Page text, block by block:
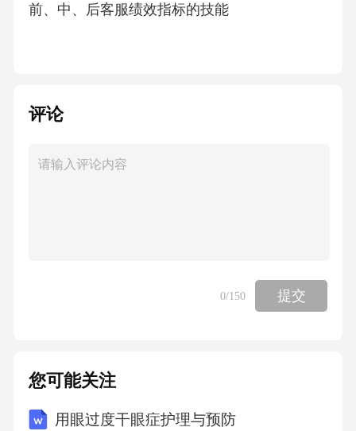
前、中、后客服绩效指标的技能
客户服务意识23.2能够应用RFM模型进行客户价
进行科学地评估和分析43.4能够收集客户服务相
处理客户投诉，提高客户满意度73.7能够运用倾
听、提问、复述的技巧与客户进行有效沟通83.8
能力三、课程内容与结构（一）课程内容模块
及选取依据根据课程性质以及目标，遵循学生
评论
0/150 提交
您可能关注
用眼过度干眼症护理与预防